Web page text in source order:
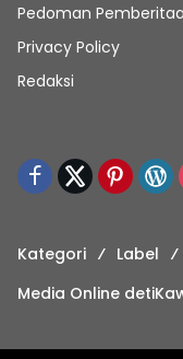
Pedoman
Privacy Policy
Redaksi
Kategori Label
Media Online